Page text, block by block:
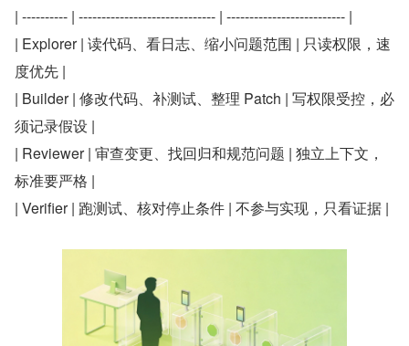
| ---------- | ------------------------------ | -------------------------- |
| Explorer | 读代码、看日志、缩小问题范围 | 只读权限，速
度优先 |
| Builder | 修改代码、补测试、整理 Patch | 写权限受控，必
须记录假设 |
| Reviewer | 审查变更、找回归和规范问题 | 独立上下文，
标准要严格 |
| Verifier | 跑测试、核对停止条件 | 不参与实现，只看证据 |